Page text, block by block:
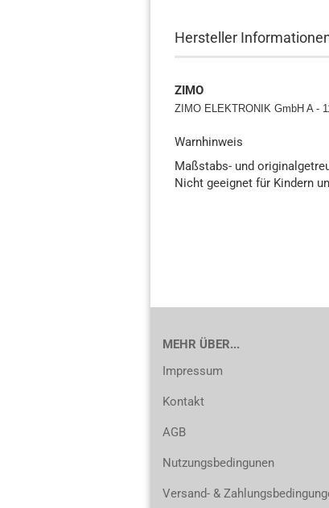
Hersteller
ZIMO
ZIMO ELEKTRONIK GmbH A -
Warnhinweis
Maßstabs- und
Nicht geeignet für Kindern
MEHR ÜBER...
Impressum
Kontakt
AGB
Nutzungsbedingunen
Versand- &